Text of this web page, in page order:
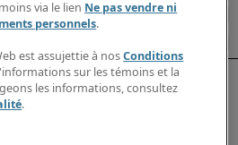
via le lien Ne pas vendre ni
personnels.
est assujettie à nosConditions
sur les témoins et la
les informations, consultez
.